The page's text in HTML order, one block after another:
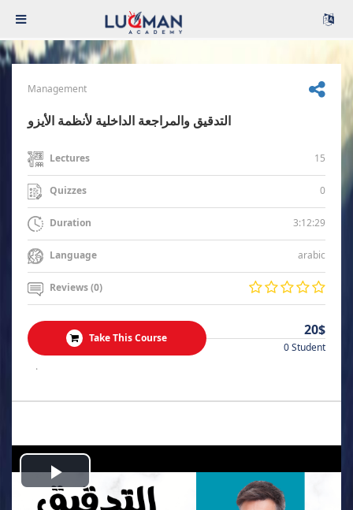
Management
التدقيق والمراجعة الداخلية لأنظمة الأيزو
Lectures 15
Quizzes 0
Duration 3:12:29
Language arabic
Reviews (0)
Take This Course 20$
0 Student
.
Play